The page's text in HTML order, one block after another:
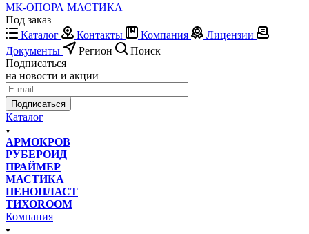
МК-ОПОРА МАСТИКА
Под заказ
Каталог
Контакты Компания
Лицензии
Документы
Регион
Поиск
Подписаться
на новости и акции
Подписаться
Каталог
АРМОКРОВ
РУБЕРОИД
ПРАЙМЕР
МАСТИКА
ПЕНОПЛАСТ
ТИХОROOM
Компания